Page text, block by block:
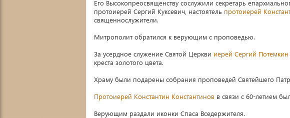
Его Высокопреосвященству сослужили секретарь
протоиерей Сергий Куксевич, настоятель протоиерей
священнослужители.
Митрополит обратился к верующим с проповедью.
За усердное служение Святой Церкви иерей Сергий Потемкин
креста золотого цвета.
Храму были подарены собрания проповедей Святейшего
Протоиерей Константин Константинов в связи с 60-летием
Верующим раздали иконки Спаса Вседержителя.